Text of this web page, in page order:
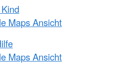
Maps Ansicht
Maps Ansicht